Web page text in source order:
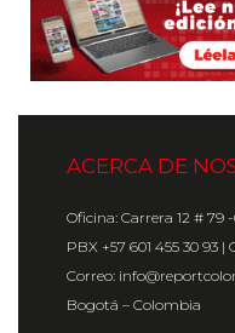
ACERCA DE
Oficina: Carrera 12 # 79
PBX +57 601 455 30 93 |
Correo:
Bogotá – Colombia